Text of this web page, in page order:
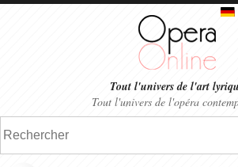
Tout l'univers de l'art
Tout l'univers de l'opéra